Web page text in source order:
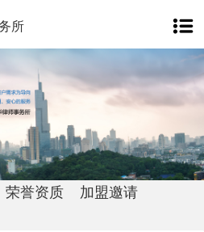
所
荣誉资质
加盟邀请